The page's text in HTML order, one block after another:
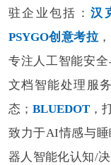
驻企业包括：汉
PSYGO创意考拉
专注人工智能安全
文档智能处理服务
态；BLUEDOT ，
致力于AI情感与睡
器人智能化认知/